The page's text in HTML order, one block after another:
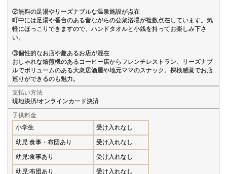
②無料の足湯やリーズナブルな温泉施設が点在
町中には足湯や番台のある昔ながらの公衆浴場が複数点在しています。気
軽にほっこりできますので、ハンドタオルと小銭を持ってお楽しみ下さ
い。
③個性的なお店や趣あるお店が混在
おしゃれな焙煎機のあるコーヒー店からフレンチレストラン、リーズナブ
ルでボリュームのある大衆居酒屋や地元ママのスナック。探検感覚でお店
巡りができるのも魅力。
支払い方法
現地決済/オンラインカード決済
子供料金
小学生
受け入れなし
幼児:食事・布団あり 受け入れなし
幼児:食事あり 受け入れなし
幼児:布団あり 受け入れなし